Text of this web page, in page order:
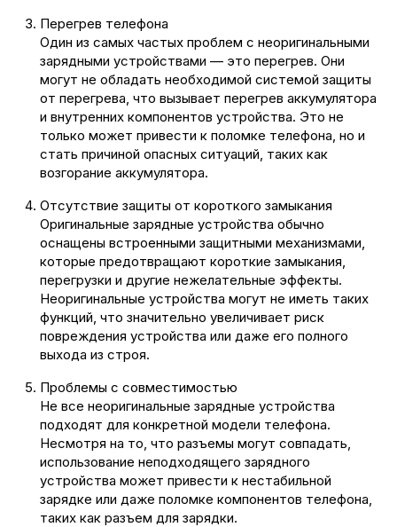
Перегрев телефона
Один из самых частых проблем с неоригинальными
зарядными устройствами — это перегрев. Они
могут не обладать необходимой системой защиты
от перегрева, что вызывает перегрев аккумулятора
и внутренних компонентов устройства. Это не
только может привести к поломке телефона, но и
стать причиной опасных ситуаций, таких как
возгорание аккумулятора.
Отсутствие защиты от короткого замыкания
Оригинальные зарядные устройства обычно
оснащены встроенными защитными механизмами,
которые предотвращают короткие замыкания,
перегрузки и другие нежелательные эффекты.
Неоригинальные устройства могут не иметь таких
функций, что значительно увеличивает риск
повреждения устройства или даже его полного
выхода из строя.
Проблемы с совместимостью
Не все неоригинальные зарядные устройства
подходят для конкретной модели телефона.
Несмотря на то, что разъемы могут совпадать,
использование неподходящего зарядного
устройства может привести к нестабильной
зарядке или даже поломке компонентов телефона,
таких как разъем для зарядки.